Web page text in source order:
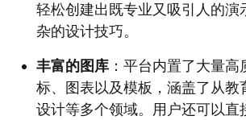
轻松创建出既专业又吸引人的演
杂的设计技巧。
丰富的图库：平台内置了大量高
标、图表以及模板，涵盖了从教
设计等多个领域。用户还可以直